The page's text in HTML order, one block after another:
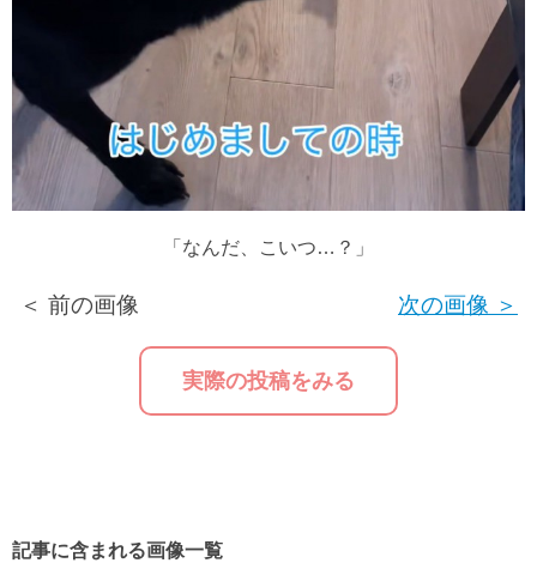
「なんだ、こいつ…？」
＜ 前の画像
実際の投稿をみる
次の画像 ＞
記事に含まれる画像一覧